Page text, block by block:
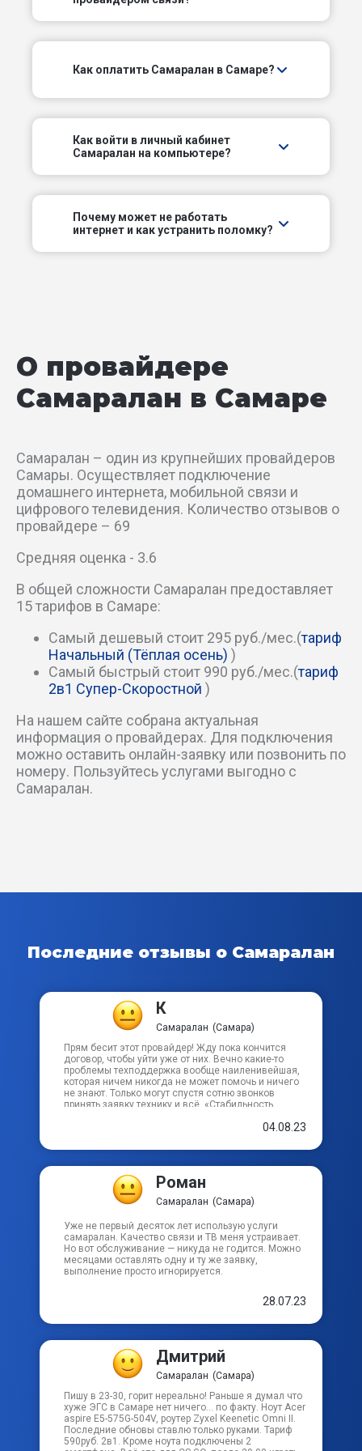
Заводское шоссе
Закрытый тупик
Зейский пер
Зеленый проезд
Измайловский пер
Ингушский пер
Калмыцкий тупик
Канатный пер
Катунский пер
Керченский пер
Ключевой проезд
Коллективный пер
Колодезный пер
Коломенский пер
Красноводский пер
Кротовский пер
Лоцманский пер
Магнитный пер
Малый тупик
Малярный пер
Как оплатить Самаралан в Самаре?
Как войти в личный кабинет
Самаралан на компьютере?
Почему может не работать
интернет и как устранить поломку?
О провайдере
Самаралан в Самаре
Самаралан – один из крупнейших провайдеров
Самары. Осуществляет подключение
домашнего интернета, мобильной связи и
цифрового телевидения. Количество отзывов о
провайдере – 69
Средняя оценка - 3.6
В общей сложности Самаралан предоставляет
15 тарифов в Самаре:
Самый дешевый стоит 295 руб./мес.(тариф
Начальный (Тёплая осень) )
Самый быстрый стоит 990 руб./мес.(тариф
2в1 Супер-Скоростной )
На нашем сайте собрана актуальная
информация о провайдерах. Для подключения
можно оставить онлайн-заявку или позвонить по
номеру. Пользуйтесь услугами выгодно с
Самаралан.
Последние отзывы о Самаралан
К
Самаралан (Самара)
Прям бесит этот провайдер! Жду пока кончится
договор, чтобы уйти уже от них. Вечно какие-то
проблемы техподдержка вообще наиленивейшая,
которая ничем никогда не может помочь и ничего
не знают. Только могут спустя сотню звонков
принять заявку технику и всё. «Стабильность
04.08.23
Роман
Самаралан (Самара)
Уже не первый десяток лет использую услуги
самаралан. Качество связи и ТВ меня устраивает.
Но вот обслуживание — никуда не годится. Можно
месяцами оставлять одну и ту же заявку,
выполнение просто игнорируется.
28.07.23
Дмитрий
Самаралан (Самара)
Пишу в 23-30, горит нереально! Раньше я думал что
хуже ЭГС в Самаре нет ничего... по факту. Ноут Acer
aspire E5-575G-504V, роутер Zyxel Keenetic Omni II.
Последние обновы ставлю только руками. Тариф
590руб. 2в1. Кроме ноута подключены 2